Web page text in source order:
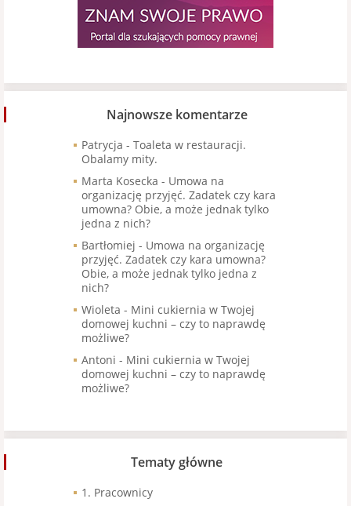
Najnowsze komentarze
Patrycja - Toaleta w restauracji.
Obalamy mity.
Marta Kosecka - Umowa na
organizację przyjęć. Zadatek czy kara
umowna? Obie, a może jednak tylko
jedna z nich?
Bartłomiej - Umowa na organizację
przyjęć. Zadatek czy kara umowna?
Obie, a może jednak tylko jedna z
nich?
Wioleta - Mini cukiernia w Twojej
domowej kuchni – czy to naprawdę
możliwe?
Antoni - Mini cukiernia w Twojej
domowej kuchni – czy to naprawdę
możliwe?
Tematy główne
1. Pracownicy